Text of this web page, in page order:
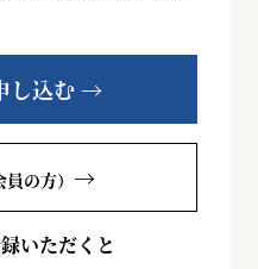
し込む →
員の方） →
いただくと